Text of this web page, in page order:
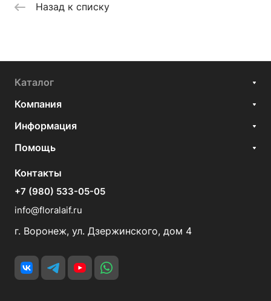
Назад к списку
Каталог
Компания
Информация
Помощь
Контакты
+7 (980) 533-05-05
info@floralaif.ru
г. Воронеж, ул. Дзержинского, дом 4